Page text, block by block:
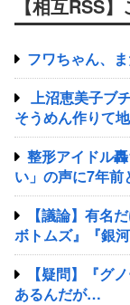
【相互RSS
フワちゃん、
上沼恵美子ブ
そうめん作りて
整形アイドル
い」の声に7年前
んどん綺麗にな
【議論】有名
ボトムズ』『銀
『超獣機神ダン
【疑問】『グ
あるんだが…